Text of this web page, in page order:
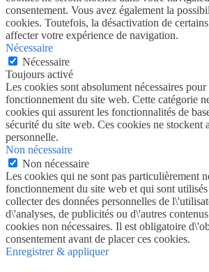
consentement. Vous avez également la
cookies. Toutefois, la désactivation de
affecter votre expérience de navigation.
Nécessaire
Nécessaire
Toujours activé
Les cookies sont absolument nécessaires pour
fonctionnement du site web. Cette catégorie
cookies qui assurent les fonctionnalités de
sécurité du site web. Ces cookies ne stockent
personnelle.
Non nécessaire
Non nécessaire
Les cookies qui ne sont pas particulièrement
fonctionnement du site web et qui sont
collecter des données personnelles de
d\'analyses, de publicités ou d\'autres
cookies non nécessaires. Il est obligatoire
consentement avant de placer ces cookies.
Enregistrer & appliquer